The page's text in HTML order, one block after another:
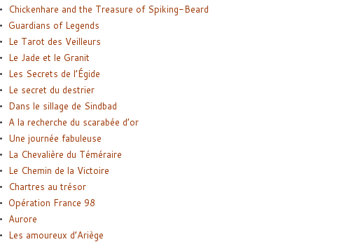
Chickenhare and the Treasure of Spiking-Beard
Guardians of Legends
Le Tarot des Veilleurs
Le Jade et le Granit
Les Secrets de l’Égide
Le secret du destrier
Dans le sillage de Sindbad
A la recherche du scarabée d’or
Une journée fabuleuse
La Chevalière du Téméraire
Le Chemin de la Victoire
Chartres au trésor
Opération France 98
Aurore
Les amoureux d’Ariège